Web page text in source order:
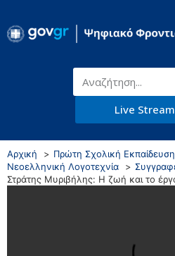
Live
Αρχική
Πρώτη Σχολική Εκπαίδευση
Νεοελληνική Λογοτεχνία
Στράτης Μυριβήλης: Η ζωή και το